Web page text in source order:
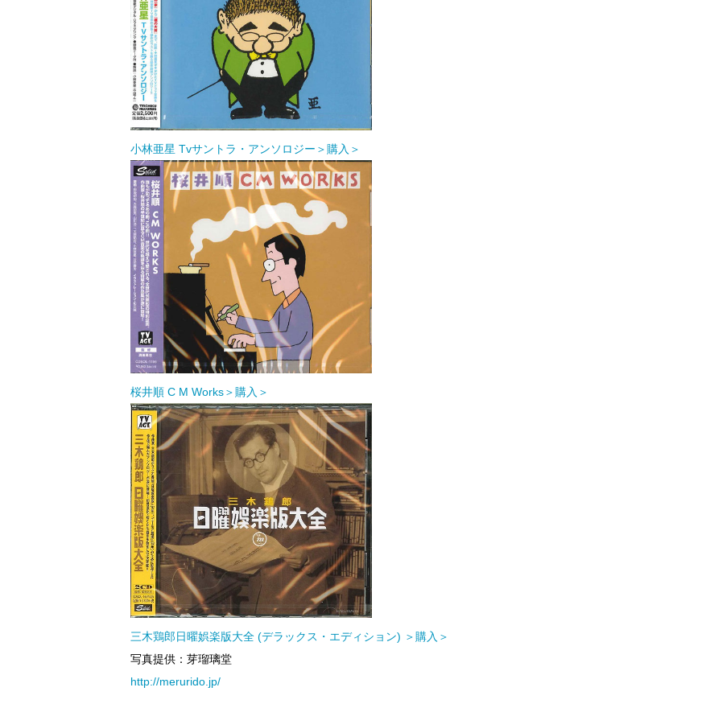
小林亜星 Tvサントラ・アンソロジー＞購入＞
桜井順 C M Works＞購入＞
三木鶏郎日曜娯楽版大全 (デラックス・エディション) ＞購入＞
写真提供：芽瑠璃堂
http://merurido.jp/